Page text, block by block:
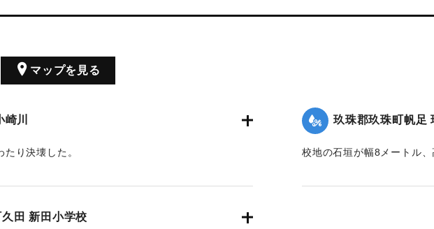
マップを見る
川
り決壊した。
玖珠郡玖珠町帆足
校地の石垣が幅8メートル
田 新田小学校